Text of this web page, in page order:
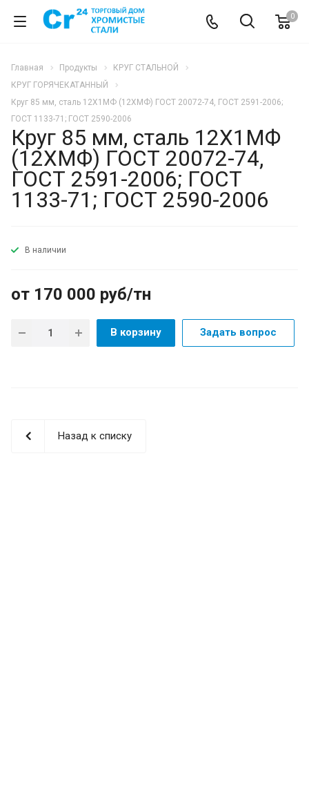
0
Главная Продукты
КРУГ СТАЛЬНОЙ
КРУГ ГОРЯЧЕКАТАННЫЙ
Круг 85 мм, сталь 12Х1МФ (12ХМФ) ГОСТ 20072-74, ГОСТ 2591-2006;
ГОСТ 1133-71; ГОСТ 2590-2006
Круг 85 мм, сталь 12Х1МФ
(12ХМФ) ГОСТ 20072-74,
ГОСТ 2591-2006; ГОСТ
1133-71; ГОСТ 2590-2006
В наличии
от 170 000 руб/тн
В корзину Задать вопрос
Назад к списку